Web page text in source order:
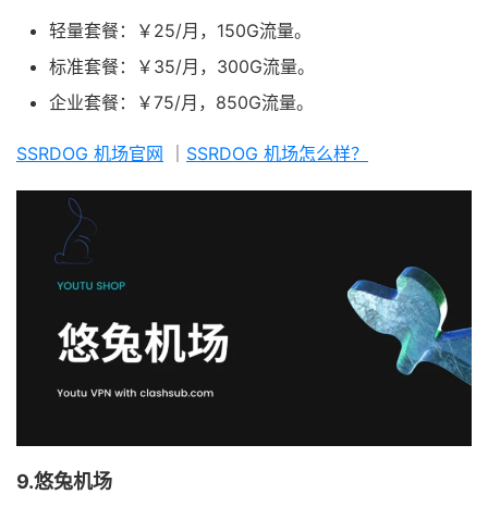
轻量套餐：￥25/月，150G流量。
标准套餐：￥35/月，300G流量。
企业套餐：￥75/月，850G流量。
SSRDOG 机场官网 SSRDOG 机场怎么样？
9.悠兔机场